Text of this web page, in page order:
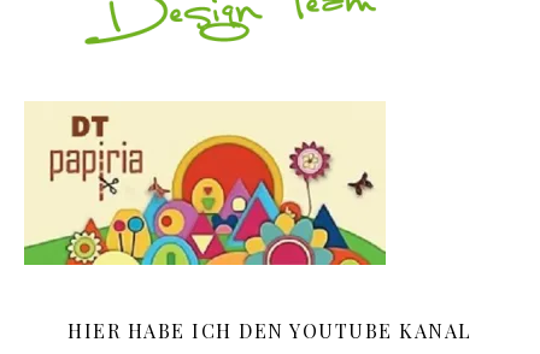
HIER HABE ICH DEN YOUTUBE KANAL